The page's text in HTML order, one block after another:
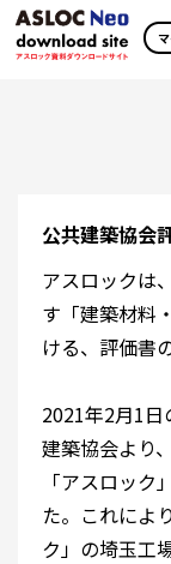
公共建築協会
アスロックは
す「建築材料
ける、評価書
2021年2月1
建築協会より
「アスロッ
た。これによ
ク」の埼玉工